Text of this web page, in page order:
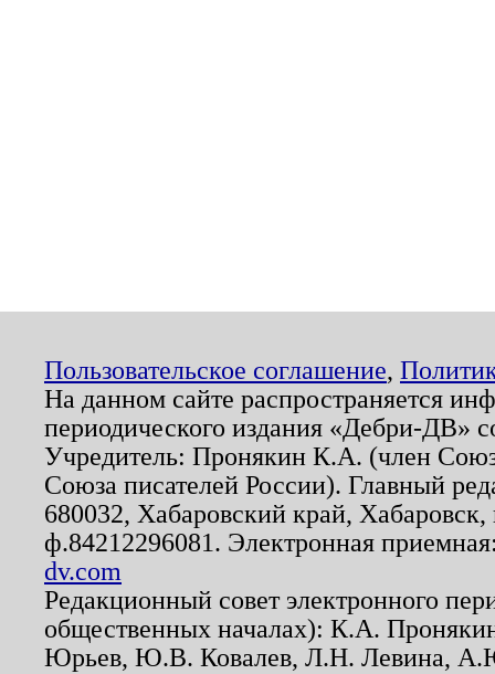
Пользовательское соглашение,
На данном сайте распространяется
периодического издания «Дебри-ДВ»
Учредитель: Пронякин К.А. (член
Союза писателей России). Главный
680032, Хабаровский край,
ф.84212296081. Электронная
dv.com
Редакционный совет электронного
общественных началах): К.А.
Юрьев, Ю.В. Ковалев, Л.Н. Левина,